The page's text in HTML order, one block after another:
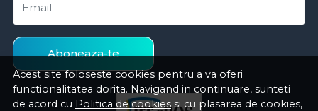
Acest site foloseste cookies pentru a va oferi
functionalitatea dorita. Navigand in continuare, sunteti
de acord cu Politica de cookies si cu plasarea de cookies,
Email
Aboneaza-te